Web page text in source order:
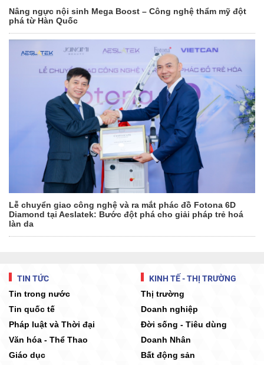
Nâng ngực nội sinh Mega Boost – Công nghệ thẩm mỹ đột
phá từ Hàn Quốc
Lễ chuyển giao công nghệ và ra mắt phác đồ Fotona 6D
Diamond tại Aeslatek: Bước đột phá cho giải pháp trẻ hoá
làn da
TIN TỨC
Tin trong nước
Tin quốc tế
Pháp luật và Thời đại
Văn hóa - Thể Thao
Giáo dục
KINH TẾ - THỊ TRƯỜNG
Thị trường
Doanh nghiệp
Đời sống - Tiêu dùng
Doanh Nhân
Bất động sản